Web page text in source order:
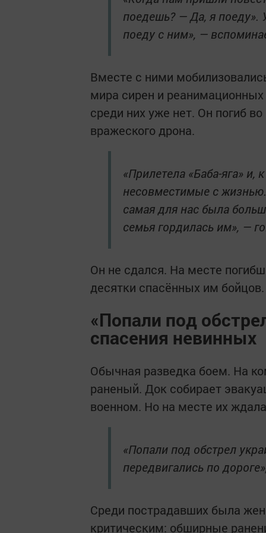
поедешь? — Да, я поеду».
поеду с ним», —
Вместе с ними
мира сирен и
среди них уже нет. Он погиб
вражеского дрона.
«Прилетела «Баба-яга»
несовместимые с
самая для нас была
семья гордилась им», —
Он не сдался. На месте
десятки спасённых им бойцов.
«Попали под
спасения невинных
Обычная разведка боем. На
раненый. Док собирает
военном. Но на месте их
«Попали под обстрел
передвигались по
Среди пострадавших была
критическим: обширные